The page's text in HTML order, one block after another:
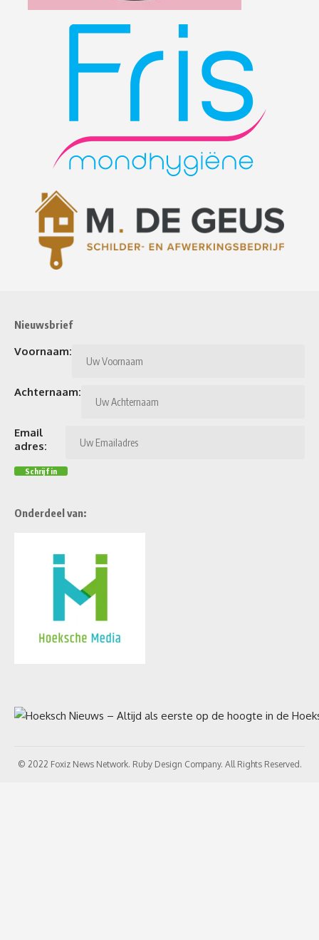
Nieuwsbrief
Voornaam:
Achternaam:
Email
adres:
Onderdeel van:
© 2022 Foxiz News Network. Ruby Design Company. All Rights Reserved.